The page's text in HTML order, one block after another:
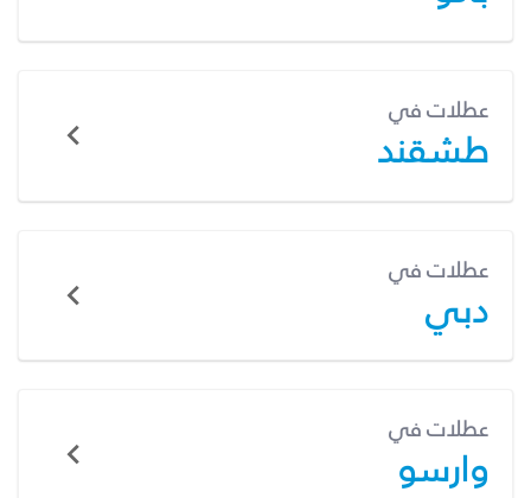
عطلات في
طشقند
عطلات في
دبي
عطلات في
وارسو